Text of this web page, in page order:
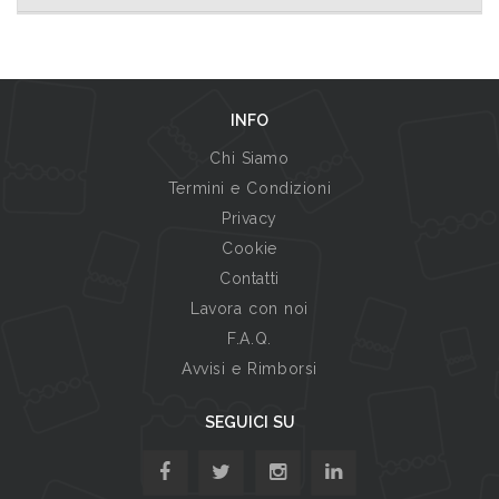
INFO
Chi Siamo
Termini e Condizioni
Privacy
Cookie
Contatti
Lavora con noi
F.A.Q.
Avvisi e Rimborsi
SEGUICI SU